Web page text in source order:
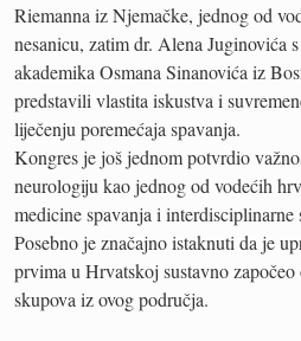
Riemanna iz Njemačke, jednog od
nesanicu, zatim dr. Alena Juginovića
akademika Osmana Sinanovića iz
predstavili vlastita iskustva i
liječenju poremećaja spavanja.
Kongres je još jednom potvrdio
neurologiju kao jednog od vodećih
medicine spavanja i
Posebno je značajno istaknuti da je
prvima u Hrvatskoj sustavno
skupova iz ovog područja.